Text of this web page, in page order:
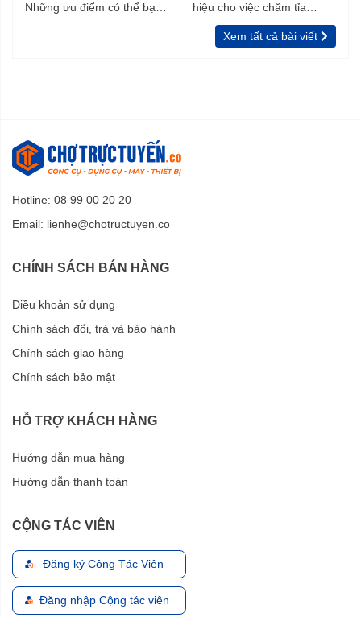
Những ưu điểm có thể bạn
hiệu cho việc chăm tỉa
vườn, rào
Xem tất cả bài viết
Hotline: 08 99 00 20 20
Email: lienhe@chotructuyen.co
CHÍNH SÁCH BÁN HÀNG
Điều khoản sử dụng
Chính sách đổi, trả và bảo hành
Chính sách giao hàng
Chính sách bảo mật
HỖ TRỢ KHÁCH HÀNG
Hướng dẫn mua hàng
Hướng dẫn thanh toán
CỘNG TÁC VIÊN
Đăng ký Cộng Tác Viên
Đăng nhập Cộng tác viên